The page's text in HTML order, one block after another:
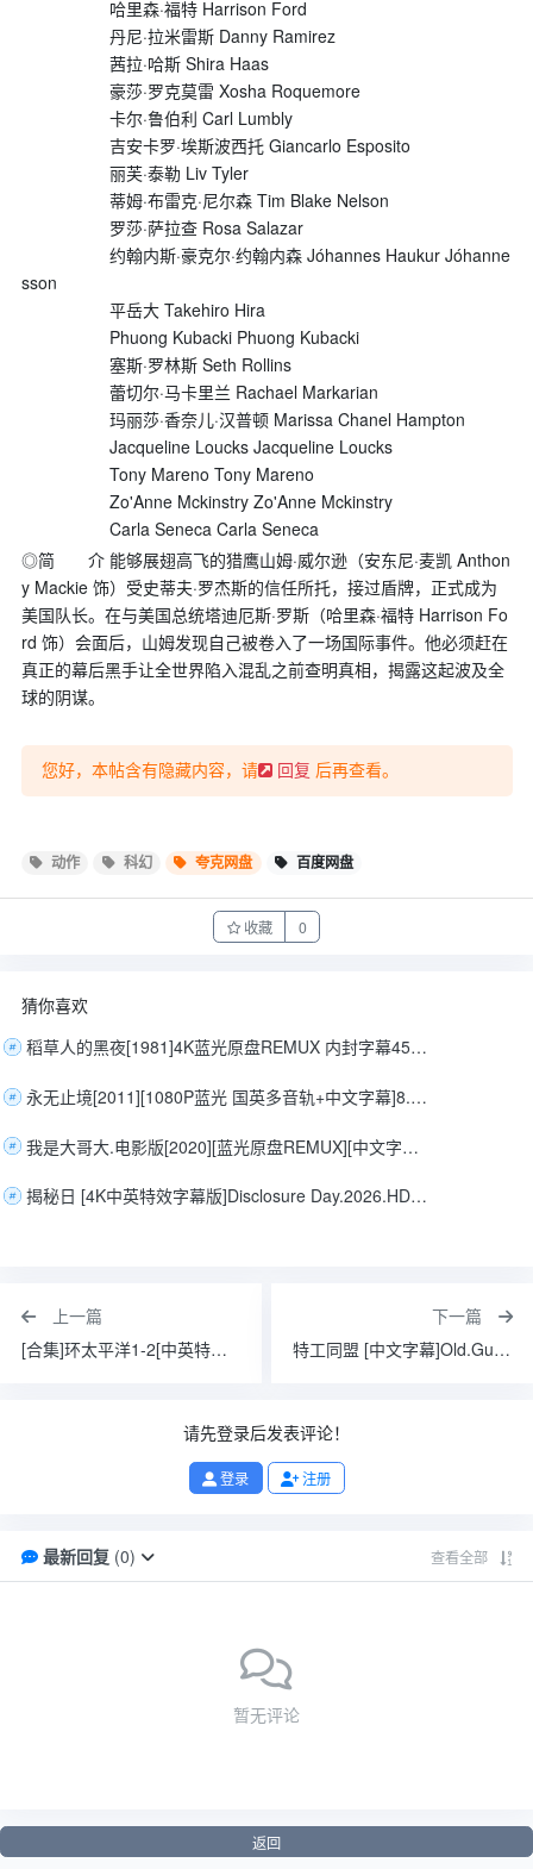
哈里森·福特 Harrison Ford
丹尼·拉米雷斯 Danny Ramirez
茜拉·哈斯 Shira Haas
豪莎·罗克莫雷 Xosha Roquemore
卡尔·鲁伯利 Carl Lumbly
吉安卡罗·埃斯波西托 Giancarlo Esposito
丽芙·泰勒 Liv Tyler
蒂姆·布雷克·尼尔森 Tim Blake Nelson
罗莎·萨拉查 Rosa Salazar
约翰内斯·豪克尔·约翰内森 Jóhannes Haukur Jóhanne
sson
平岳大 Takehiro Hira
Phuong Kubacki Phuong Kubacki
塞斯·罗林斯 Seth Rollins
蕾切尔·马卡里兰 Rachael Markarian
玛丽莎·香奈儿·汉普顿 Marissa Chanel Hampton
Jacqueline Loucks Jacqueline Loucks
Tony Mareno Tony Mareno
Zo'Anne Mckinstry Zo'Anne Mckinstry
Carla Seneca Carla Seneca
◎简 介 能够展翅高飞的猎鹰山姆·威尔逊（安东尼·麦凯 Anthon
y Mackie 饰）受史蒂夫·罗杰斯的信任所托，接过盾牌，正式成为
美国队长。在与美国总统塔迪厄斯·罗斯（哈里森·福特 Harrison Fo
rd 饰）会面后，山姆发现自己被卷入了一场国际事件。他必须赶在
真正的幕后黑手让全世界陷入混乱之前查明真相，揭露这起波及全
球的阴谋。
您好，本帖含有隐藏内容，请 回复 后再查看。
动作 科幻 夸克网盘 百度网盘
收藏 0
猜你喜欢
稻草人的黑夜[1981]4K蓝光原盘REMUX 内封字幕45.2G
永无止境[2011][1080P蓝光 国英多音轨+中文字幕]8.8G
我是大哥大.电影版[2020][蓝光原盘REMUX][中文字幕]37G
揭秘日 [4K中英特效字幕版]Disclosure Day.2026.HD2160P.JKYY[12G]
上一篇
[合集]环太平洋1-2[中英特效字幕]Pacific.Rim.Uprising.BD1080P.10Bit.English.JKYY[13.1G][百度/夸克]
下一篇
特工同盟 [中文字幕]Old.Guy.2024.BD1080P.X265.10Bit.AC3.DDP5.1.English.CHS-ENG.JKYY[2.7G]
请先登录后发表评论！
登录 注册
最新回复(0) 查看全部
暂无评论
返回